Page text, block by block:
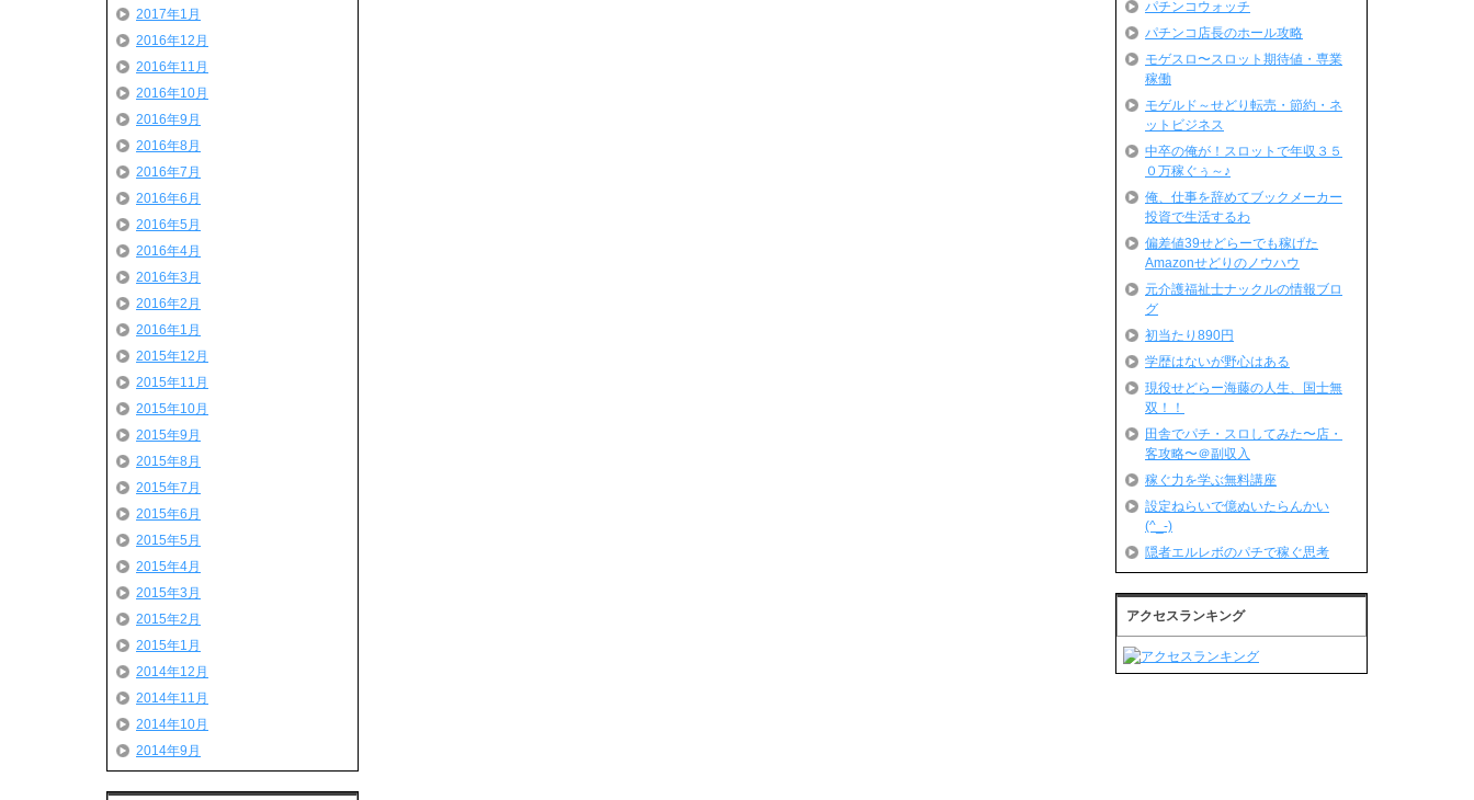
2017年1月
2016年12月
2016年11月
2016年10月
2016年9月
2016年8月
2016年7月
2016年6月
2016年5月
2016年4月
2016年3月
2016年2月
2016年1月
2015年12月
2015年11月
2015年10月
2015年9月
2015年8月
2015年7月
2015年6月
2015年5月
2015年4月
2015年3月
2015年2月
2015年1月
2014年12月
2014年11月
2014年10月
2014年9月
パチンコウォッチ
パチンコ店長のホール攻略
モゲスロ〜スロット期待値・専業
稼働
モゲルド～せどり転売・節約・ネ
ットビジネス
中卒の俺が！スロットで年収３５
０万稼ぐぅ～♪
俺、仕事を辞めてブックメーカー
投資で生活するわ
偏差値39せどらーでも稼げた
Amazonせどりのノウハウ
元介護福祉士ナックルの情報ブロ
グ
初当たり890円
学歴はないが野心はある
現役せどらー海藤の人生、国士無
双！！
田舎でパチ・スロしてみた〜店・
客攻略〜＠副収入
稼ぐ力を学ぶ無料講座
設定ねらいで億ぬいたらんかい
(^_-)
隠者エルレボのパチで稼ぐ思考
アクセスランキング